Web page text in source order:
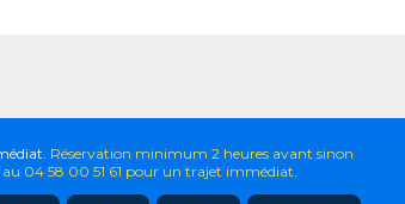
Réservation minimum 2 heures avant sinon
04 58 00 51 61 pour un trajet immédiat.